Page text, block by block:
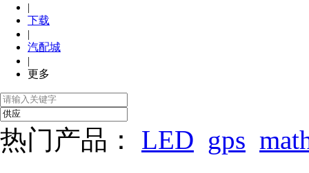
|
下载
|
汽配城
|
更多
热门产品： LED gps